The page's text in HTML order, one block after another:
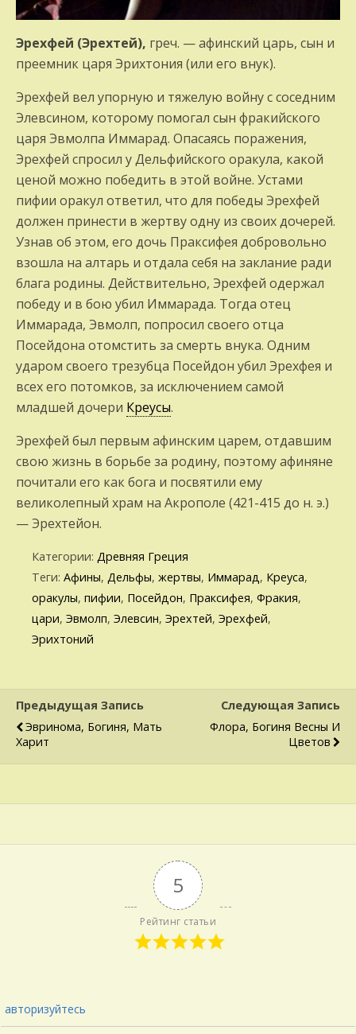
Эрехфей (Эрехтей), греч. — афинский царь, сын и
преемник царя Эрихтония (или его внук).
Эрехфей вел упорную и тяжелую войну с соседним
Элевсином, которому помогал сын фракийского
царя Эвмолпа Иммарад. Опасаясь поражения,
Эрехфей спросил у Дельфийского оракула, какой
ценой можно победить в этой войне. Устами
пифии оракул ответил, что для победы Эрехфей
должен принести в жертву одну из своих дочерей.
Узнав об этом, его дочь Праксифея добровольно
взошла на алтарь и отдала себя на заклание ради
блага родины. Действительно, Эрехфей одержал
победу и в бою убил Иммарада. Тогда отец
Иммарада, Эвмолп, попросил своего отца
Посейдона отомстить за смерть внука. Одним
ударом своего трезубца Посейдон убил Эрехфея и
всех его потомков, за исключением самой
младшей дочери Креусы.
Эрехфей был первым афинским царем, отдавшим
свою жизнь в борьбе за родину, поэтому афиняне
почитали его как бога и посвятили ему
великолепный храм на Акрополе (421-415 до н. э.)
— Эрехтейон.
Категории: Древняя Греция
Теги: Афины, Дельфы, жертвы, Иммарад, Креуса,
оракулы, пифии, Посейдон, Праксифея, Фракия,
цари, Эвмолп, Элевсин, Эрехтей, Эрехфей,
Эрихтоний
Предыдущая Запись
Эвринома, Богиня, Мать
Харит
Следующая Запись
Флора, Богиня Весны И
Цветов
5
Рейтинг статьи
авторизуйтесь